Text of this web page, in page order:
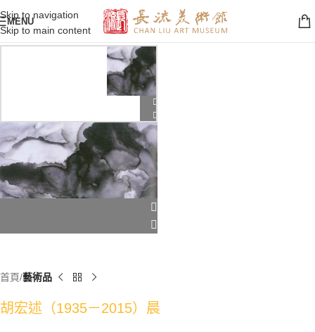
Skip to navigation
Skip to main content
MENU
首頁 藝術品
胡宏述（1935－2015）晨